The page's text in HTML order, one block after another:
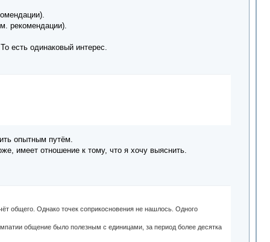
рекомендации).
есть одинаковый интерес.
опытным путём.
имеет отношение к тому, что я хочу выяснить.
общего. Однако точек соприкосновения не нашлось. Одного
общение было полезным с единицами, за период более десятка